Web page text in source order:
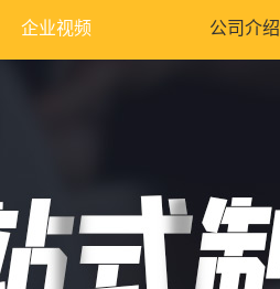
企业视频 公司介绍